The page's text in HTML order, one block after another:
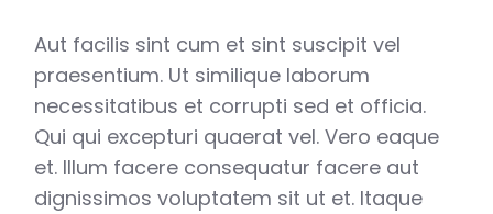
Aut facilis sint cum et sint suscipit vel
praesentium. Ut similique laborum
necessitatibus et corrupti sed et officia.
Qui qui excepturi quaerat vel. Vero eaque
et. Illum facere consequatur facere aut
dignissimos voluptatem sit ut et. Itaque